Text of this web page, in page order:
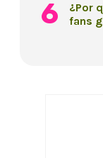
¿Por
fans